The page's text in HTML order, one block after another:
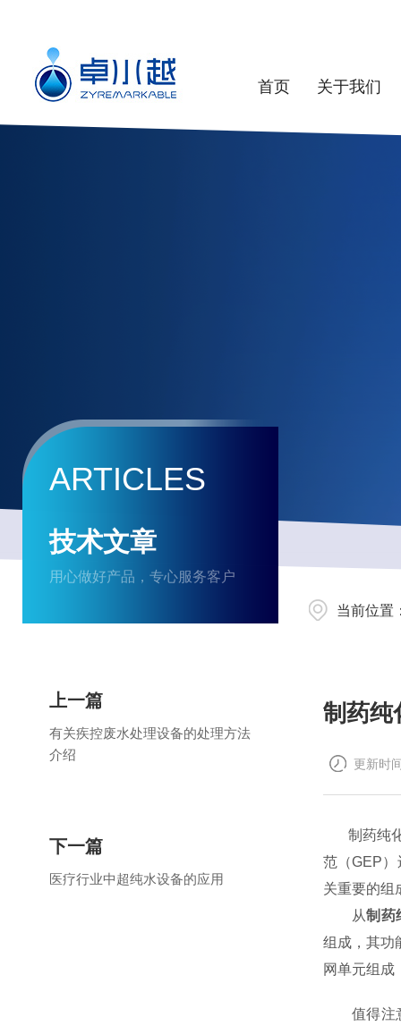
首页 关于我们
ARTICLES
技术文章
用心做好产品，专心服务客户
当前位置
制药纯
更新时
制药纯化
范（GEP）
关重要的组
从制药
组成，其功
网单元组成
值得注
上一篇
有关疾控废水处理设备的处理方法
介绍
下一篇
医疗行业中超纯水设备的应用